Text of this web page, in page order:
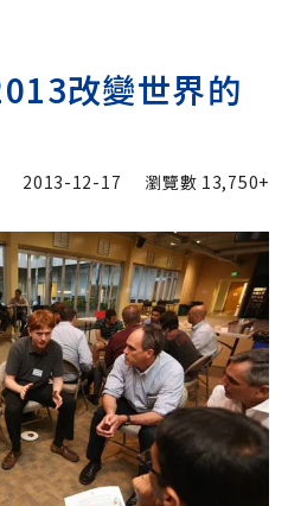
改變世界的
2013-12-17 瀏覽數 13,750+